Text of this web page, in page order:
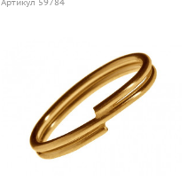
Артикул 59784